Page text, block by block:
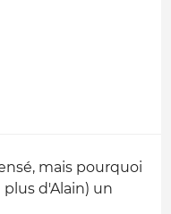
mais pourquoi
plus d'Alain) un